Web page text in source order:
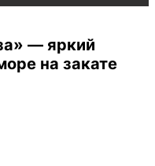
— яркий
на закате